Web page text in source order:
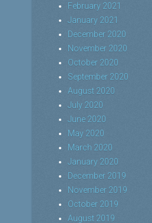
February 2021
January 2021
December 2020
November 2020
October 2020
September 2020
August 2020
July 2020
June 2020
May 2020
March 2020
January 2020
December 2019
November 2019
October 2019
August 2019